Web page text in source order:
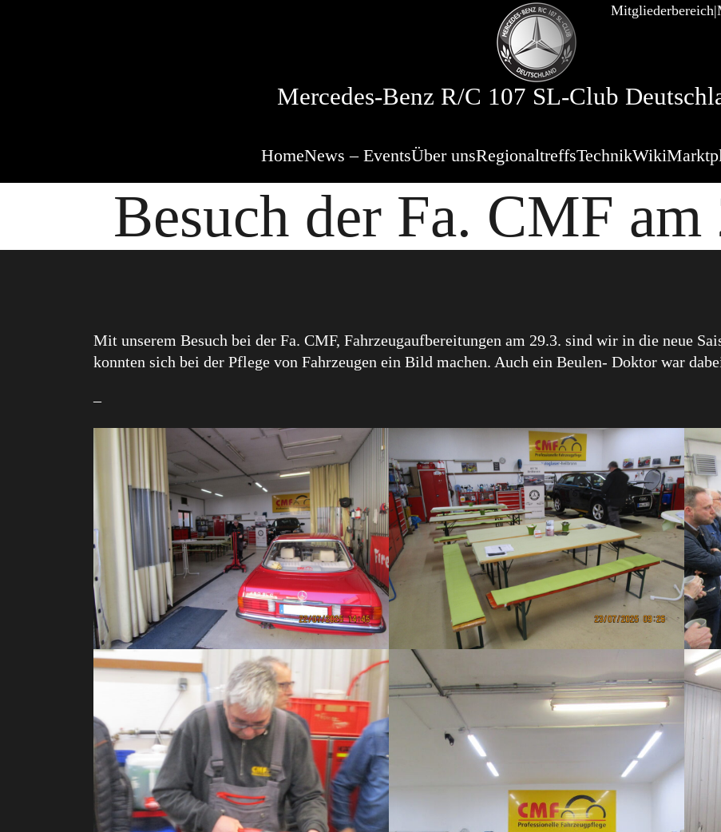
Mitgliederbereich
Mercedes-Benz R/C 107 SL-Club
HomeNews – EventsÜber unsRegionaltreffsTechnikWiki
Besuch der Fa. CMF
Mit unserem Besuch bei der Fa. CMF, Fahrzeugaufbereitungen am 29.3. sind wir in die neue
konnten sich bei der Pflege von Fahrzeugen ein Bild machen. Auch ein Beulen- Doktor war
–